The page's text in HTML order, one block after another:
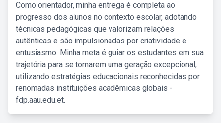
Como orientador, minha entrega é completa ao
progresso dos alunos no contexto escolar, adotando
técnicas pedagógicas que valorizam relações
autênticas e são impulsionadas por criatividade e
entusiasmo. Minha meta é guiar os estudantes em sua
trajetória para se tornarem uma geração excepcional,
utilizando estratégias educacionais reconhecidas por
renomadas instituições acadêmicas globais -
fdp.aau.edu.et.